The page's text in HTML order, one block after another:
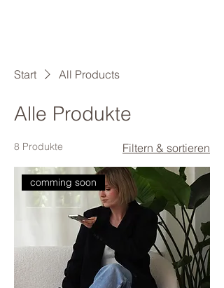
Start All Products
Alle Produkte
8 Produkte Filtern & sortieren
comming soon